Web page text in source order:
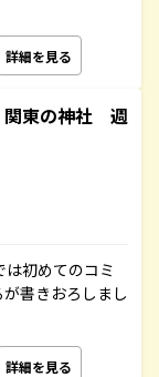
詳細を見る
東の神社 週
初めてのコミ
書きおろしまし
詳細を見る